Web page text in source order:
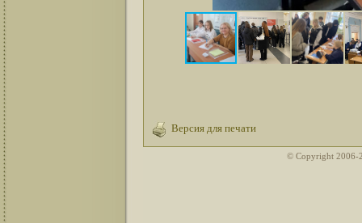
Версия для печати
© Copyright 2006-